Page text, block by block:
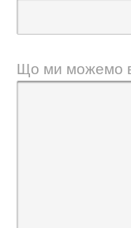
Що ми можемо